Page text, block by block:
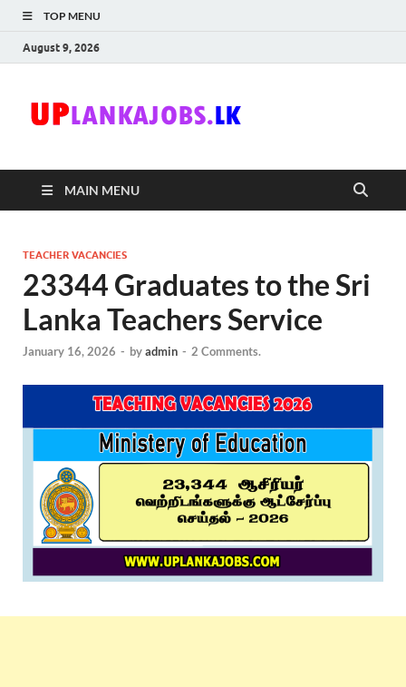
TOP MENU
August 9, 2026
MAIN MENU
TEACHER VACANCIES
23344 Graduates to the Sri
Lanka Teachers Service
January 16, 2026 - byadmin - 2 Comments.